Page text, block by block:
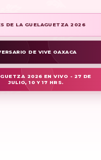
DE LA GUELAGUETZA 2026
DE VIVE OAXACA
2026 EN VIVO - 27 DE
JULIO, 10 Y 17 HRS.